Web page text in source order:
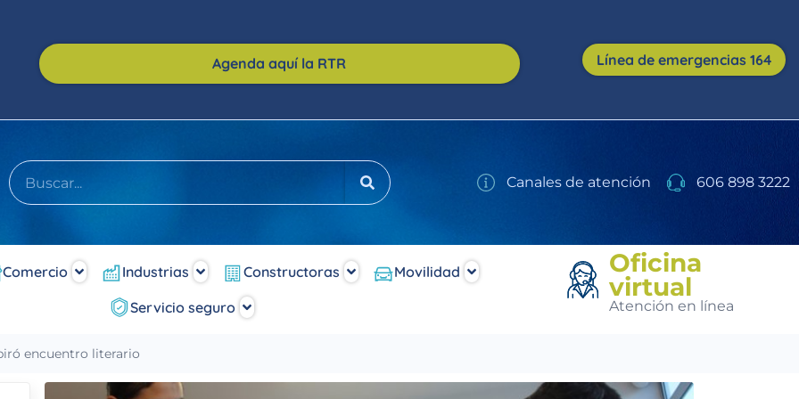
Agenda aquí la RTR Línea de emergencias 164
Canales de atención 606 898 3222
Comercio Industrias Constructoras
Movilidad
Servicio seguro
Oficina
virtual
Atención en línea
encuentro literario